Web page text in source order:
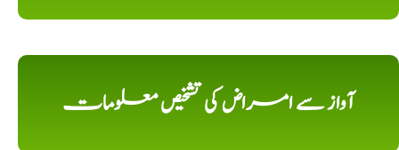
آواز سے امراض کی تشخیص معلومات